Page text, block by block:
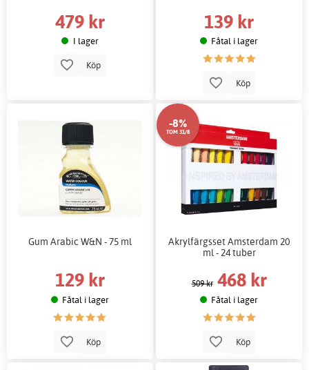
479 kr
I lager
Köp
139 kr
Fåtal i lager
Köp
Gum Arabic W&N - 75 ml
129 kr
Fåtal i lager
Köp
-8%
TOM 31/8
Akrylfärgsset Amsterdam 20
ml - 24 tuber
509 kr 468 kr
Fåtal i lager
Köp